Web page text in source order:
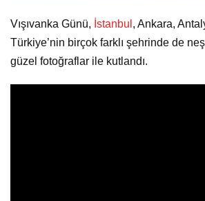
Vışıvanka Günü, İstanbul , Ankara,
Türkiye’nin birçok farklı şehrinde de
güzel fotoğraflar ile kutlandı.